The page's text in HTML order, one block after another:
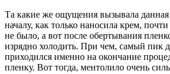
Та какие же ощущения вызывала
началу, как только наносила крем,
не было, а вот после обертывания
изрядно холодить. При чем, самый пик
приходился именно на окончание
пленку. Вот тогда, ментолило очень